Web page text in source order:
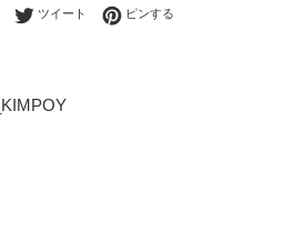
Facebookでシェアする
ツイート Twitterに投稿する
ピンする